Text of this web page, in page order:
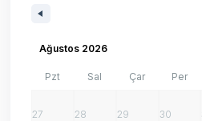
Ağustos 2026
Pzt Sal Çar Per
27 28 29 30